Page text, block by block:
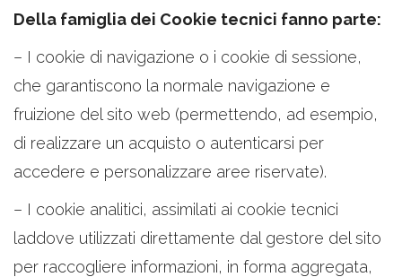
Della famiglia dei Cookie tecnici fanno parte:
– I cookie di navigazione o i cookie di sessione,
che garantiscono la normale navigazione e
fruizione del sito web (permettendo, ad esempio,
di realizzare un acquisto o autenticarsi per
accedere e personalizzare aree riservate).
– I cookie analitici, assimilati ai cookie tecnici
laddove utilizzati direttamente dal gestore del sito
per raccogliere informazioni, in forma aggregata,